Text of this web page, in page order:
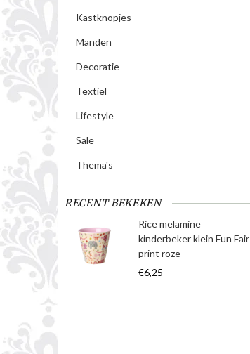
Kastknopjes
Manden
Decoratie
Textiel
Lifestyle
Sale
Thema's
RECENT BEKEKEN
Rice melamine
kinderbeker klein Fun Fair
print roze
€6,25